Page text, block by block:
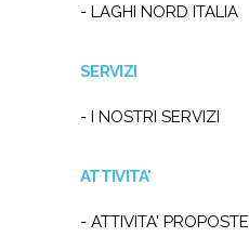
- LAGHI NORD ITALIA
SERVIZI
- I NOSTRI SERVIZI
ATTIVITA'
- ATTIVITA' PROPOSTE